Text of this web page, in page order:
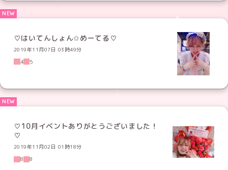
♡はいてんしょん✩めーてる♡
2019年11月07日 03時49分
4
5
♡10月イベントありがとうございました！
♡
2019年11月02日 01時18分
8
8